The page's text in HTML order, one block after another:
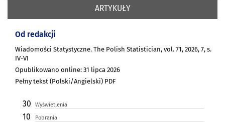
ARTYKUŁY
Od redakcji
Wiadomości Statystyczne. The Polish Statistician, vol. 71, 2026, 7, s.
IV-VI
Opublikowano online: 31 lipca 2026
Pełny tekst (Polski/Angielski) PDF
30 Wyświetlenia
10 Pobrania